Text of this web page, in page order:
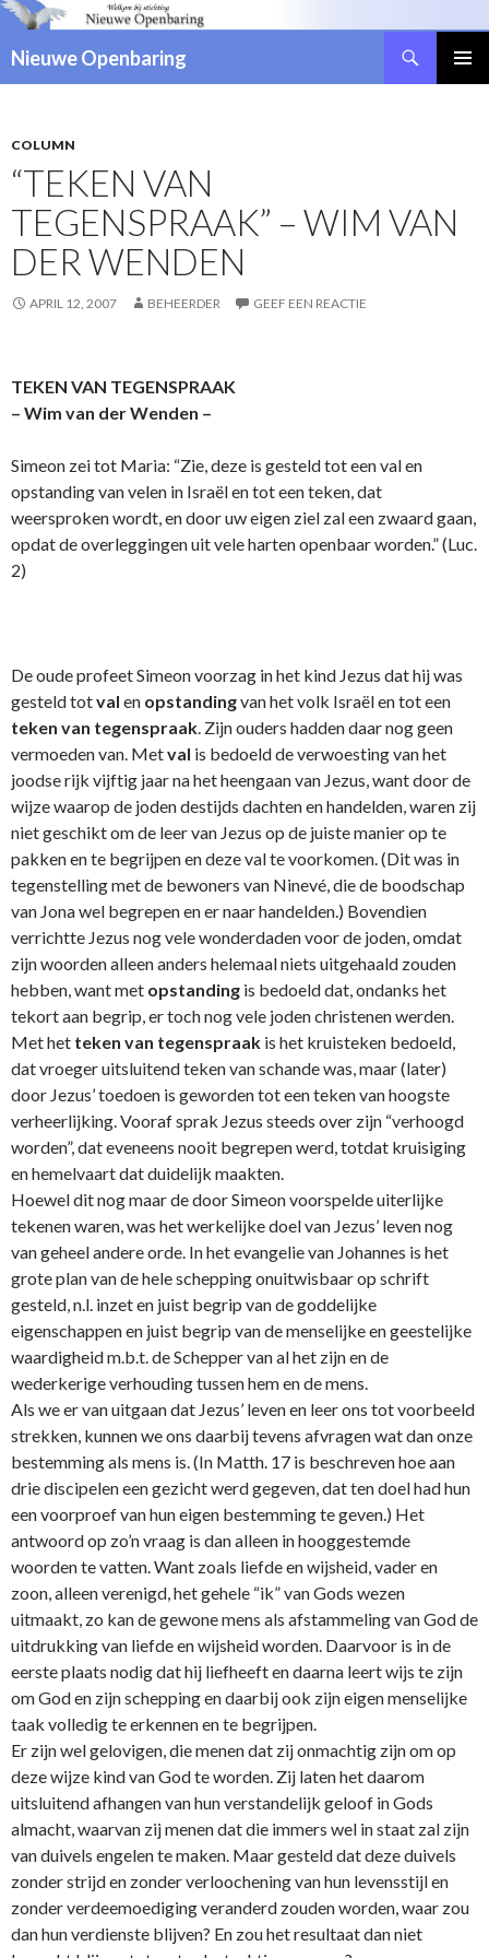
Nieuwe Openbaring
SPRINGEN
COLUMN
“TEKEN VAN
TEGENSPRAAK” – WIM VAN
DER WENDEN
APRIL 12, 2007 BEHEERDER GEEF EEN REACTIE
TEKEN VAN TEGENSPRAAK
– Wim van der Wenden –
Simeon zei tot Maria: “Zie, deze is gesteld tot een val en
opstanding van velen in Israël en tot een teken, dat
weersproken wordt, en door uw eigen ziel zal een zwaard gaan,
opdat de overleggingen uit vele harten openbaar worden.” (Luc.
2)
De oude profeet Simeon voorzag in het kind Jezus dat hij was
gesteld totval en opstandingvan het volk Israël en tot een
teken van tegenspraak. Zijn ouders hadden daar nog geen
vermoeden van. Metval is bedoeld de verwoesting van het
joodse rijk vijftig jaar na het heengaan van Jezus, want door de
wijze waarop de joden destijds dachten en handelden, waren zij
niet geschikt om de leer van Jezus op de juiste manier op te
pakken en te begrijpen en deze val te voorkomen. (Dit was in
tegenstelling met de bewoners van Ninevé, die de boodschap
van Jona wel begrepen en er naar handelden.) Bovendien
verrichtte Jezus nog vele wonderdaden voor de joden, omdat
zijn woorden alleen anders helemaal niets uitgehaald zouden
hebben, want met opstanding is bedoeld dat, o­ndanks het
tekort aan begrip, er toch nog vele joden christenen werden.
Met het teken van tegenspraak is het kruisteken bedoeld,
dat vroeger uitsluitend teken van schande was, maar (later)
door Jezus’ toedoen is geworden tot een teken van hoogste
verheerlijking. Vooraf sprak Jezus steeds over zijn “verhoogd
worden”, dat eveneens nooit begrepen werd, totdat kruisiging
en hemelvaart dat duidelijk maakten.
Hoewel dit nog maar de door Simeon voorspelde uiterlijke
tekenen waren, was het werkelijke doel van Jezus’ leven nog
van geheel andere orde. In het evangelie van Johannes is het
grote plan van de hele schepping o­nuitwisbaar op schrift
gesteld, n.l. inzet en juist begrip van de goddelijke
eigenschappen en juist begrip van de menselijke en geestelijke
waardigheid m.b.t. de Schepper van al het zijn en de
wederkerige verhouding tussen hem en de mens.
Als we er van uitgaan dat Jezus’ leven en leer o­ns tot voorbeeld
strekken, kunnen we o­ns daarbij tevens afvragen wat dan o­nze
bestemming als mens is. (In Matth. 17 is beschreven hoe aan
drie discipelen een gezicht werd gegeven, dat ten doel had hun
een voorproef van hun eigen bestemming te geven.) Het
antwoord op zo’n vraag is dan alleen in hooggestemde
woorden te vatten. Want zoals liefde en wijsheid, vader en
zoon, alleen verenigd, het gehele “ik” van Gods wezen
uitmaakt, zo kan de gewone mens als afstammeling van God de
uitdrukking van liefde en wijsheid worden. Daarvoor is in de
eerste plaats nodig dat hij liefheeft en daarna leert wijs te zijn
om God en zijn schepping en daarbij ook zijn eigen menselijke
taak volledig te erkennen en te begrijpen.
Er zijn wel gelovigen, die menen dat zij o­nmachtig zijn om op
deze wijze kind van God te worden. Zij laten het daarom
uitsluitend afhangen van hun verstandelijk geloof in Gods
almacht, waarvan zij menen dat die immers wel in staat zal zijn
van duivels engelen te maken. Maar gesteld dat deze duivels
zonder strijd en zonder verloochening van hun levensstijl en
zonder verdeemoediging veranderd zouden worden, waar zou
dan hun verdienste blijven? En zou het resultaat dan niet